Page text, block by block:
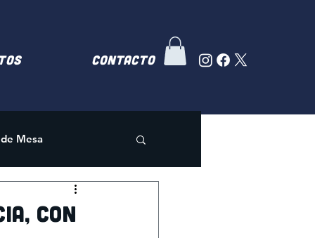
Contacto
Mesa
con